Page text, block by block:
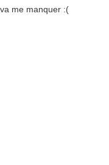
me manquer :(